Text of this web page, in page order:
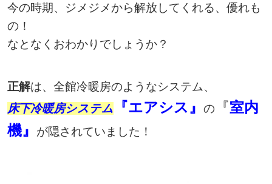
今の時期、ジメジメから解放してくれる、優れも
の！
なとなくおわかりでしょうか？
正解は、全館冷暖房のようなシステム、
床下冷暖房システム『エアシス』 の『室内
機』
が隠されていました！